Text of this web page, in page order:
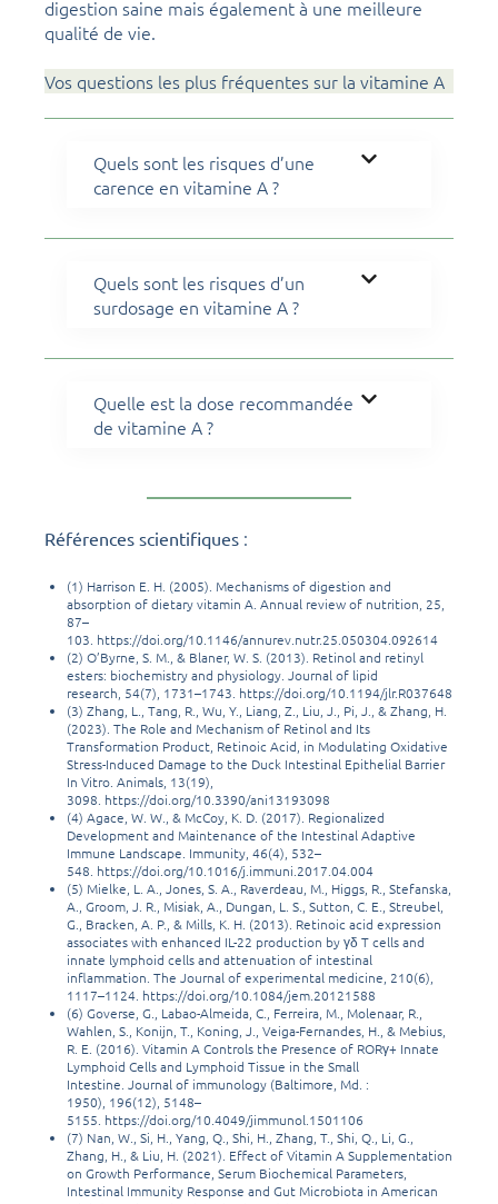
digestion saine mais également à une meilleure
qualité de vie.
Vos questions les plus fréquentes sur la vitamine A
Quels sont les risques d’une
carence en vitamine A ?
Quels sont les risques d’un
surdosage en vitamine A ?
Quelle est la dose recommandée
de vitamine A ?
Références scientifiques :
(1) Harrison E. H. (2005). Mechanisms of digestion and
absorption of dietary vitamin A. Annual review of nutrition, 25,
87–
103. https://doi.org/10.1146/annurev.nutr.25.050304.092614
(2) O’Byrne, S. M., & Blaner, W. S. (2013). Retinol and retinyl
esters: biochemistry and physiology. Journal of lipid
research, 54(7), 1731–1743. https://doi.org/10.1194/jlr.R037648
(3) Zhang, L., Tang, R., Wu, Y., Liang, Z., Liu, J., Pi, J., & Zhang, H.
(2023). The Role and Mechanism of Retinol and Its
Transformation Product, Retinoic Acid, in Modulating Oxidative
Stress-Induced Damage to the Duck Intestinal Epithelial Barrier
In Vitro. Animals, 13(19),
3098. https://doi.org/10.3390/ani13193098
(4) Agace, W. W., & McCoy, K. D. (2017). Regionalized
Development and Maintenance of the Intestinal Adaptive
Immune Landscape. Immunity, 46(4), 532–
548. https://doi.org/10.1016/j.immuni.2017.04.004
(5) Mielke, L. A., Jones, S. A., Raverdeau, M., Higgs, R., Stefanska,
A., Groom, J. R., Misiak, A., Dungan, L. S., Sutton, C. E., Streubel,
G., Bracken, A. P., & Mills, K. H. (2013). Retinoic acid expression
associates with enhanced IL-22 production by γδ T cells and
innate lymphoid cells and attenuation of intestinal
inflammation. The Journal of experimental medicine, 210(6),
1117–1124. https://doi.org/10.1084/jem.20121588
(6) Goverse, G., Labao-Almeida, C., Ferreira, M., Molenaar, R.,
Wahlen, S., Konijn, T., Koning, J., Veiga-Fernandes, H., & Mebius,
R. E. (2016). Vitamin A Controls the Presence of RORγ+ Innate
Lymphoid Cells and Lymphoid Tissue in the Small
Intestine. Journal of immunology (Baltimore, Md. :
1950), 196(12), 5148–
5155. https://doi.org/10.4049/jimmunol.1501106
(7) Nan, W., Si, H., Yang, Q., Shi, H., Zhang, T., Shi, Q., Li, G.,
Zhang, H., & Liu, H. (2021). Effect of Vitamin A Supplementation
on Growth Performance, Serum Biochemical Parameters,
Intestinal Immunity Response and Gut Microbiota in American